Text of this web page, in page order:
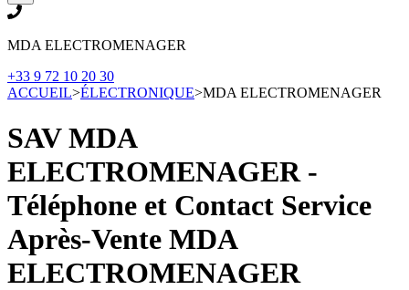
MDA ELECTROMENAGER
+33 9 72 10 20 30
ACCUEIL>ÉLECTRONIQUE>MDA ELECTROMENAGER
SAV MDA
ELECTROMENAGER -
Téléphone et Contact Service
Après-Vente MDA
ELECTROMENAGER